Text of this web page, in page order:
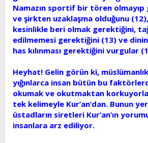
Namazın sportif bir tören olmayıp
ve şirkten uzaklaşma olduğunu
kesinlikle beri olmak gerektiğini,
edilmemesi gerektiğini (13) ve dinin
has kılınması gerektiğini vurgular
Heyhat! Gelin görün ki,
yığınlarca insan bütün bu
okumak ve okutmaktan
tek kelimeyle Kur’an’dan. Bunun
üstadların siretleri Kur’an’ın
insanlara arz ediliyor.